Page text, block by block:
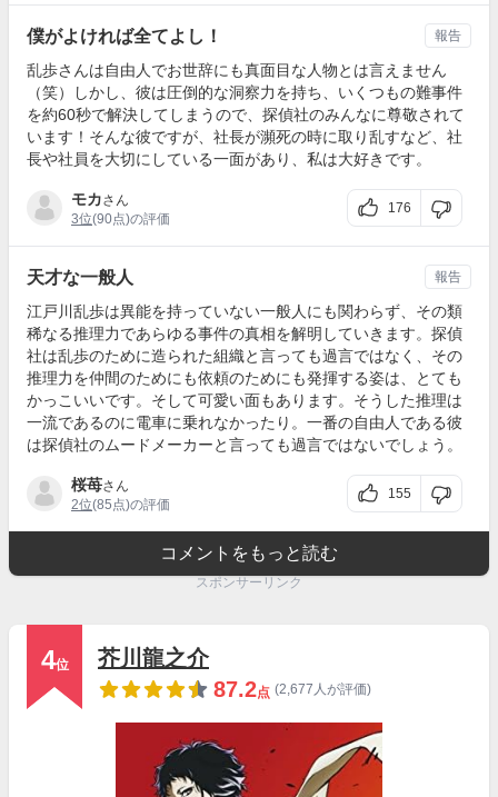
僕がよければ全てよし！
乱歩さんは自由人でお世辞にも真面目な人物とは言えません
（笑）しかし、彼は圧倒的な洞察力を持ち、いくつもの難事件
を約60秒で解決してしまうので、探偵社のみんなに尊敬されて
います！そんな彼ですが、社長が瀕死の時に取り乱すなど、社
長や社員を大切にしている一面があり、私は大好きです。
モカさん
3位(90点)の評価
176
報告
天才な一般人
江戸川乱歩は異能を持っていない一般人にも関わらず、その類
稀なる推理力であらゆる事件の真相を解明していきます。探偵
社は乱歩のために造られた組織と言っても過言ではなく、その
推理力を仲間のためにも依頼のためにも発揮する姿は、とても
かっこいいです。そして可愛い面もあります。そうした推理は
一流であるのに電車に乗れなかったり。一番の自由人である彼
は探偵社のムードメーカーと言っても過言ではないでしょう。
桜苺さん
2位(85点)の評価
155
報告
コメントをもっと読む
スポンサーリンク
4位
芥川龍之介
87.2点 (2,677人が評価)